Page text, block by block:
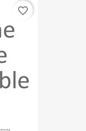
favorite_border